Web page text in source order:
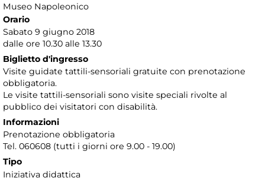
Museo Napoleonico
Orario
Sabato 9 giugno 2018
dalle ore 10.30 alle 13.30
Biglietto d'ingresso
Visite guidate tattili-sensoriali gratuite con prenotazione
obbligatoria.
Le visite tattili-sensoriali sono visite speciali rivolte al
pubblico dei visitatori con disabilità.
Informazioni
Prenotazione obbligatoria
Tel. 060608 (tutti i giorni ore 9.00 - 19.00)
Tipo
Iniziativa didattica